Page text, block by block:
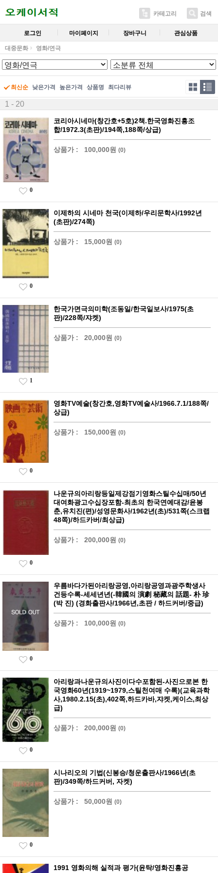
카테고리 검색
로그인 마이페이지 장바구니 관심상품
대중문화 영화/연극
최신순 낮은가격 높은가격 상품명 최다리뷰
1 - 20
코리아시네마(창간호+5호)2책.한국영화진흥조
합/1972.3(초판)/194쪽,188쪽/상급)
상품가 : 100,000원 (0)
0
이제하의 시네마 천국(이제하/우리문학사/1992년
(초판)/274쪽)
상품가 : 15,000원 (0)
0
한국가면극의미학(조동일/한국일보사/1975(초
판)/228쪽/쟈켓)
상품가 : 20,000원 (0)
1
영화TV예술(창간호,영화TV예술사/1966.7.1/188쪽/
상급)
상품가 : 150,000원 (0)
0
나운규의아리랑등일제강점기영화스틸수십매/50년
대여화광고수십장포함-최초의 한국연예대감/윤봉
춘,유치진(편)/성영문화사/1962년(초)/531쪽(스크랩
48쪽)/하드카버/최상급)
상품가 : 200,000원 (0)
0
우름바다가된아리랑공영,아리랑공영과광주학생사
건등수록-세세년년(-韓國의 演劇 秘藏의 話題- 朴 珍
(박 진) (경화출판사/1966년,초판 / 하드커버/중급)
상품가 : 100,000원 (0)
0
아리랑과나운규의사진이다수포함된-사진으로본 한
국영화60년(1919~1979,스틸천여매 수록)(교육과학
사,1980.2.15(초),402쪽,하드카바,쟈켓,케이스,최상
급)
상품가 : 200,000원 (0)
0
시나리오의 기법(신봉승/청운출판사/1966년(초
판)/349쪽/하드커버, 자켓)
상품가 : 50,000원 (0)
0
1991 영화의해 실적과 평가(윤탁/영화진흥공